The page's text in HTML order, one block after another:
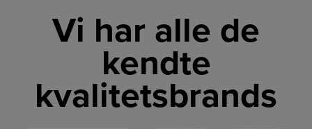
Vi har alle de
kendte
kvalitetsbrands